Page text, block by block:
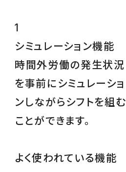
1
シミュレーション機能
時間外労働の発生状況
を事前にシミュレーショ
ンしながらシフトを組む
ことができます。
よく使われている機能